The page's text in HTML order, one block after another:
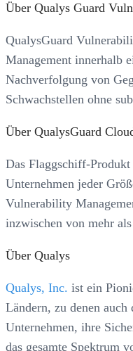
Über Qualys Guard
QualysGuard
Management innerhalb
Nachverfolgung von
Schwachstellen ohne
Über QualysGuard
Das Flaggschiff-
Unternehmen jeder
Vulnerability
inzwischen von mehr
Über Qualys
Qualys, Inc. ist ein
Ländern, zu denen
Unternehmen, ihre
das gesamte Spektrum